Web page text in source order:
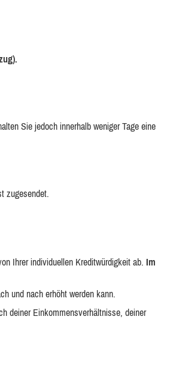
Sie jedoch innerhalb weniger Tage eine
zugesendet.
Ihrer individuellen Kreditwürdigkeit ab. Im
und nach erhöht werden kann.
deiner Einkommensverhältnisse, deiner